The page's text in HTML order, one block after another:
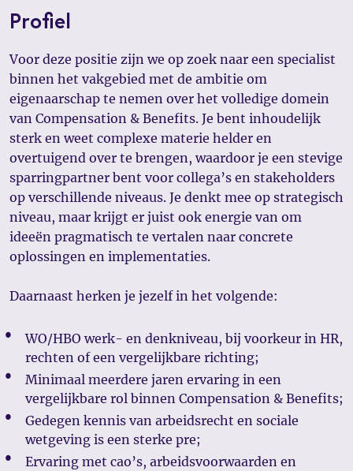
Profiel
Voor deze positie zijn we op zoek naar een specialist
binnen het vakgebied met de ambitie om
eigenaarschap te nemen over het volledige domein
van Compensation & Benefits. Je bent inhoudelijk
sterk en weet complexe materie helder en
overtuigend over te brengen, waardoor je een stevige
sparringpartner bent voor collega’s en stakeholders
op verschillende niveaus. Je denkt mee op strategisch
niveau, maar krijgt er juist ook energie van om
ideeën pragmatisch te vertalen naar concrete
oplossingen en implementaties.
Daarnaast herken je jezelf in het volgende:
WO/HBO werk- en denkniveau, bij voorkeur in HR,
rechten of een vergelijkbare richting;
Minimaal meerdere jaren ervaring in een
vergelijkbare rol binnen Compensation & Benefits;
Gedegen kennis van arbeidsrecht en sociale
wetgeving is een sterke pre;
Ervaring met cao’s, arbeidsvoorwaarden en